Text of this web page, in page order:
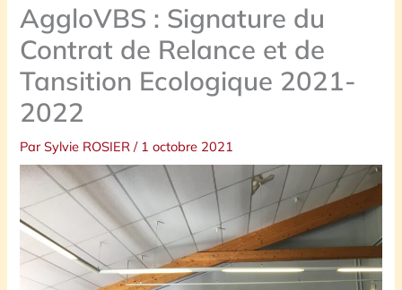
AggloVBS : Signature du
Contrat de Relance et de
Tansition Ecologique 2021-
2022
ParSylvie ROSIER/ 1 octobre 2021